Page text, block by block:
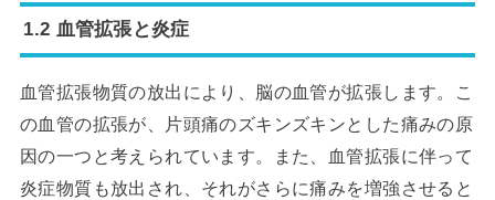
1.2 血管拡張と炎症
血管拡張物質の放出により、脳の血管が拡張します。こ
の血管の拡張が、片頭痛のズキンズキンとした痛みの原
因の一つと考えられています。また、血管拡張に伴って
炎症物質も放出され、それがさらに痛みを増強させると